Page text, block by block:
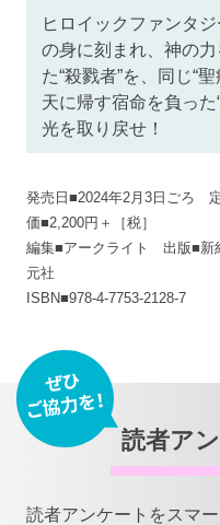
ヒロイックファンタ
の身に刻まれ、神の
た“殺戮者”を、同じ“
天に帰す宿命を負った
光を取り戻せ！
発売日■2024年2月3日ごろ
価■2,200円＋［税］
編集■アークライト 出版■新
元社
ISBN■978-4-7753-2128-7
読者ア
読者アンケートをスマ